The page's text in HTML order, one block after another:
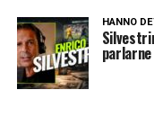
HANNO
parlarne